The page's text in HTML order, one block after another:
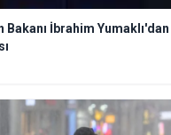
Bakanı İbrahim